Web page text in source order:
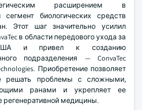
расширением в
сегмент биологических средств
Этот шаг значительно усилил
в области передового ухода за
и привел к созданию
подразделения — ConvaTec
Приобретение позволяет
решать проблемы с сложными,
ранами и укрепляет ее
регенеративной медицины.